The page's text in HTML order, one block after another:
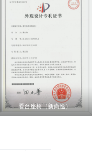
看台座椅（新尚逸）